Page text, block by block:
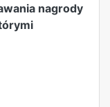
nagrody